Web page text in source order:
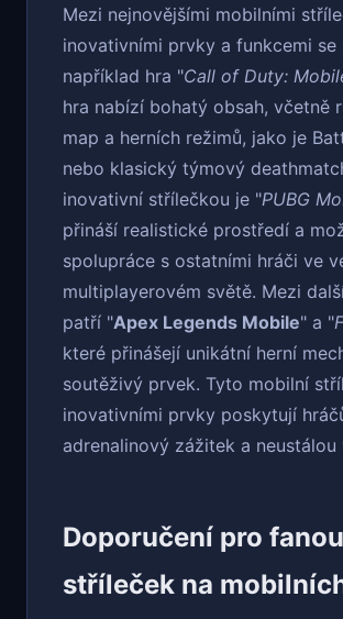
Mezi nejnovějšími mobilními
inovativními prvky a funkcemi se
například hra "Call of Duty:
hra nabízí bohatý obsah, včetně
map a herních režimů, jako je
nebo klasický týmový
inovativní střílečkou je "PUBG
přináší realistické prostředí a
spolupráce s ostatními hráči ve
multiplayerovém světě. Mezi
patří "Apex Legends Mobile" a "
které přinášejí unikátní herní
soutěživý prvek. Tyto mobilní
inovativními prvky poskytují
adrenalinový zážitek a neustálou
Doporučení pro
stříleček na